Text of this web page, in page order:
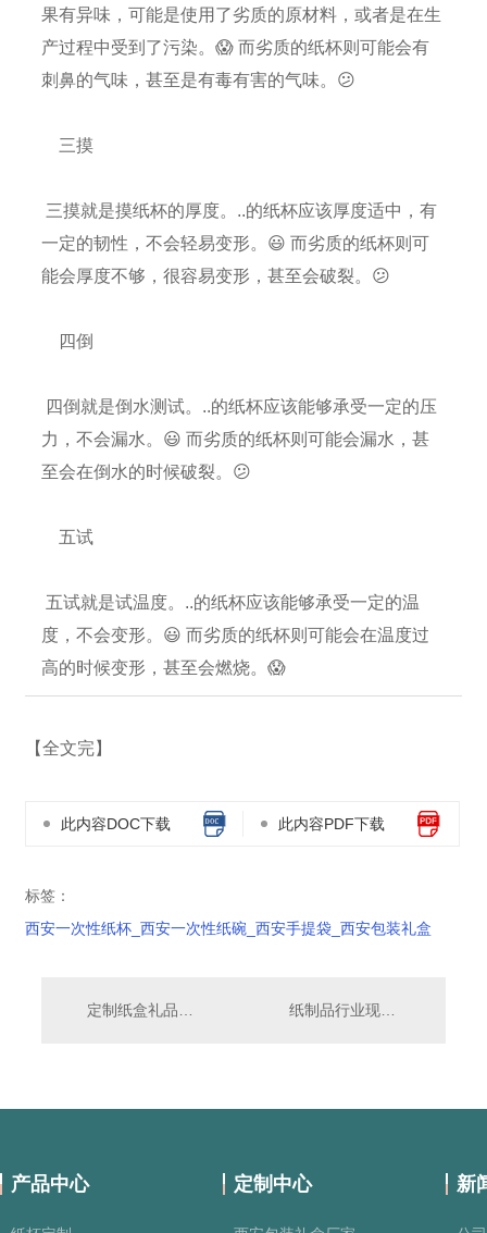
果有异味，可能是使用了劣质的原材料，或者是在生
产过程中受到了污染。😱 而劣质的纸杯则可能会有
刺鼻的气味，甚至是有毒有害的气味。😕
三摸
三摸就是摸纸杯的厚度。..的纸杯应该厚度适中，有
一定的韧性，不会轻易变形。😃 而劣质的纸杯则可
能会厚度不够，很容易变形，甚至会破裂。😕
四倒
四倒就是倒水测试。..的纸杯应该能够承受一定的压
力，不会漏水。😃 而劣质的纸杯则可能会漏水，甚
至会在倒水的时候破裂。😕
五试
五试就是试温度。..的纸杯应该能够承受一定的温
度，不会变形。😃 而劣质的纸杯则可能会在温度过
高的时候变形，甚至会燃烧。😱
【全文完】
此内容DOC下载 此内容PDF下载
标签：
西安一次性纸杯_西安一次性纸碗_西安手提袋_西安包装礼盒
纸制品行业现状及未来趋势分析
产品中心 定制中心 新